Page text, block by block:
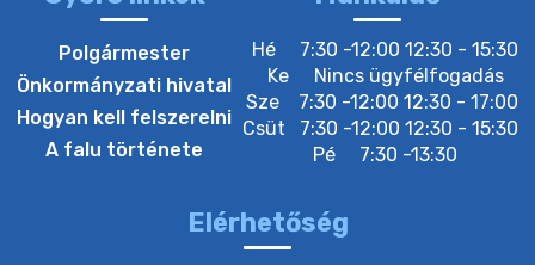
20. július 2026 12:40
20. július 2026 12:38
Polgármester
Önkormányzati hivatal
Hogyan kell felszerelni
A falu története
Hé
7:30 -12:00 12:30 - 15:30
Ke
Nincs ügyfélfogadás
Sze
7:30 -12:00 12:30 - 17:00
Csüt
7:30 -12:00 12:30 - 15:30
Pé
7:30 -13:30
Elérhetőség